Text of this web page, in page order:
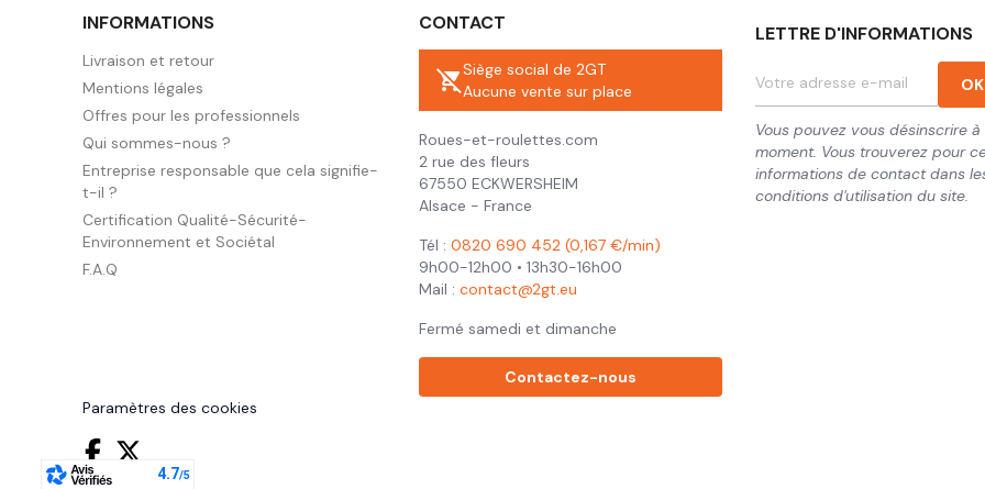
INFORMATIONS
Livraison et retour
Mentions légales
Offres pour les professionnels
Qui sommes-nous ?
Entreprise responsable que cela signifie-
t-il ?
Certification Qualité-Sécurité-
Environnement et Sociétal
F.A.Q
CONTACT
remove_shopping_cartSiège social de 2GT
Aucune vente sur place
Roues-et-roulettes.com
2 rue des fleurs
67550 ECKWERSHEIM
Alsace - France
Tél : 0820 690 452 (0,167 €/min)
9h00-12h00 • 13h30-16h00
Mail : contact@2gt.eu
Fermé samedi et dimanche
Contactez-nous
LETTRE D'INFORMATIONS
Vous pouvez vous désinscrire
moment. Vous trouverez pour
informations de contact dans
conditions d'utilisation du site.
Paramètres des cookies
Facebook